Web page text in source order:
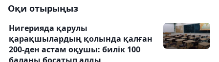
Оқи отырыңыз
Нигерияда қарулы
қарақшылардың қолында қалған
200-ден астам оқушы: билік 100